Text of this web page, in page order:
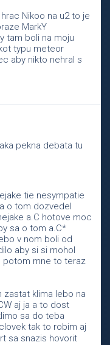
Nikoo na u2 to je
MarkY
tam boli na moju
typu meteor
aby nikto nehral s
pekna debata tu
tie nesympatie
o tom dozvedel
a.C hotove moc
sa o tom a.C*
v nom boli od
aby si si mohol
potom mne to teraz
zastat klima lebo na
aj ja a to dost
sa do teba
tak to robim aj
sa snazis hovorit